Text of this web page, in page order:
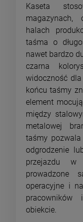
Kaseta
magazynach,
halach
taśma o
nawet bardzo
czarna
widoczność
końcu taśmy
element
między
metalowej
taśmy
odgrodzenie
przejazdu w
prowadzone
operacyjne i
obiekcie.